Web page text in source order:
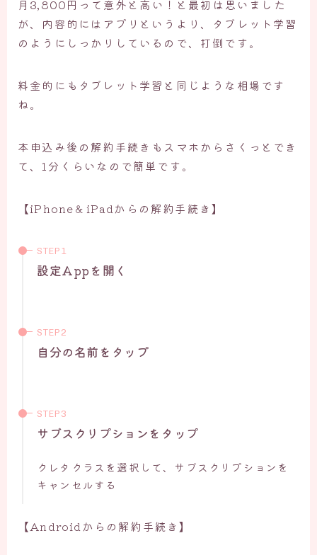
月3,800円って意外と高い！と最初は思いました
が、内容的にはアプリというより、タブレット学習
のようにしっかりしているので、打倒です。
料金的にもタブレット学習と同じような相場です
ね。
本申込み後の解約手続きもスマホからさくっとでき
て、1分くらいなので簡単です。
【iPhone＆iPadからの解約手続き】
設定Appを開く
自分の名前をタップ
サブスクリプションをタップ
クレタクラスを選択して、サブスクリプションを
キャンセルする
【Androidからの解約手続き】